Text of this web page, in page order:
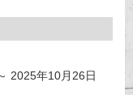
2025年10月26日